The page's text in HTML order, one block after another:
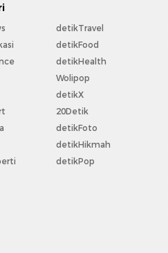
detikTravel
detikFood
detikHealth
Wolipop
detikX
20Detik
detikFoto
detikHikmah
detikPop